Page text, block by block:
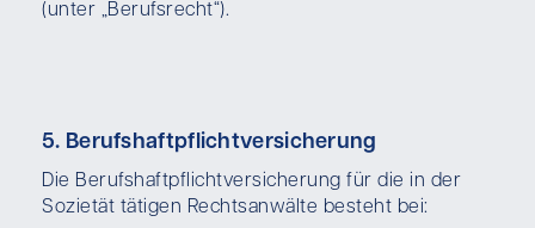
(unter „Berufsrecht“).
5. Berufshaftpflichtversicherung
Die Berufshaftpflichtversicherung für die in der
Sozietät tätigen Rechtsanwälte besteht bei: